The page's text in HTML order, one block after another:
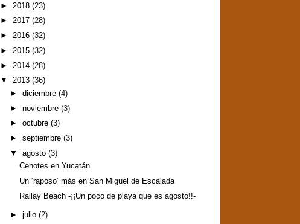
► 2018 (23)
► 2017 (28)
► 2016 (32)
► 2015 (32)
► 2014 (28)
▼ 2013 (36)
► diciembre (4)
► noviembre (3)
► octubre (3)
► septiembre (3)
▼ agosto (3)
Cenotes en Yucatán
Un ‘raposo’ más en San Miguel de Escalada
Railay Beach -¡¡Un poco de playa que es agosto!!-
► julio (2)